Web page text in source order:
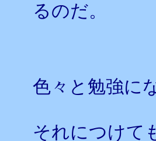
るのだ。
色々と勉強に
それにつけて